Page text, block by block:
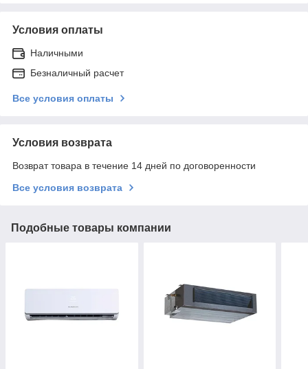
Условия оплаты
Наличными
Безналичный расчет
Все условия оплаты
Условия возврата
Возврат товара в течение 14 дней по договоренности
Все условия возврата
Подобные товары компании